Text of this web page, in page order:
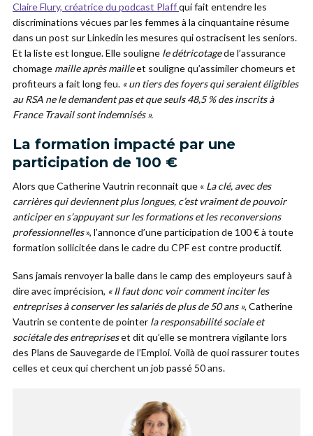
Claire Flury, créatrice du podcast Plaffqui fait entendre les
discriminations vécues par les femmes à la cinquantaine résume
dans un post sur Linkedin les mesures qui ostracisent les seniors.
Et la liste est longue. Elle souligne le détricotagede l’assurance
chomage maille après mailleet souligne qu’assimiler chomeurs et
profiteurs a fait long feu. « un tiers des foyers qui seraient éligibles
au RSA ne le demandent pas et que seuls 48,5 % des inscrits à
France Travail sont indemnisés ».
La formation impacté par une
participation de 100 €
Alors que Catherine Vautrin reconnait que « La clé, avec des
carrières qui deviennent plus longues, c’est vraiment de pouvoir
anticiper en s’appuyant sur les formations et les reconversions
professionnelles», l’annonce d’une participation de 100 € à toute
formation sollicitée dans le cadre du CPF est contre productif.
Sans jamais renvoyer la balle dans le camp des employeurs sauf à
dire avec imprécision, « Il faut donc voir comment inciter les
entreprises à conserver les salariés de plus de 50 ans », Catherine
Vautrin se contente de pointer la responsabilité sociale et
sociétale des entrepriseset dit qu’elle se montrera vigilante lors
des Plans de Sauvegarde de l’Emploi. Voilà de quoi rassurer toutes
celles et ceux qui cherchent un job passé 50 ans.